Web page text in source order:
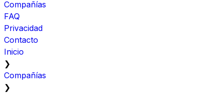
Compañías
FAQ
Privacidad
Contacto
Inicio
❯
Compañías
❯